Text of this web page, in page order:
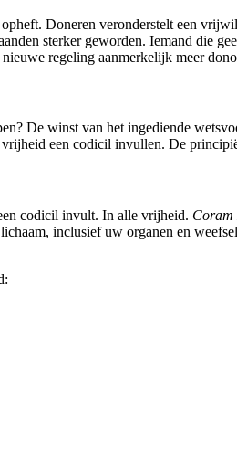
Doneren veronderstelt een
sterker geworden. Iemand die
regeling aanmerkelijk meer
De winst van het ingediende
een codicil invullen. De
codicil invult. In alle vrijheid. Coram
inclusief uw organen en